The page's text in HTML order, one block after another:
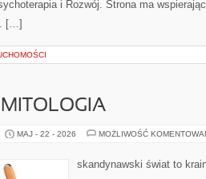
i Rozwój. Strona ma
[…]
MAJ - 22 - 2026 MOŻLIWOŚĆ
skandynawski świat to